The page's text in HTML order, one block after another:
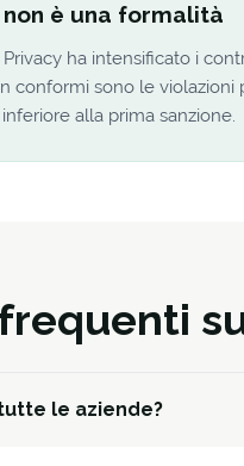
non è una formalità
Privacy ha intensificato i
conformi sono le violazioni
alla prima sanzione.
le aziende?